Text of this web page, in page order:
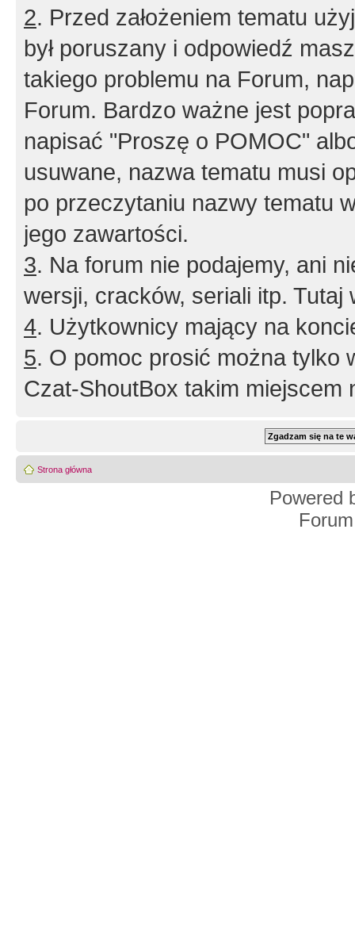
2. Przed założeniem tematu
był poruszany i odpowiedź
takiego problemu na Forum,
Forum. Bardzo ważne jest
napisać "Proszę o POMOC"
usuwane, nazwa tematu musi
po przeczytaniu nazwy tematu
jego zawartości.
3. Na forum nie podajemy, ani
wersji, cracków, seriali itp. Tutaj
4. Użytkownicy mający na
5. O pomoc prosić można tylko
Czat-ShoutBox takim miejscem
Strona główna
Powered